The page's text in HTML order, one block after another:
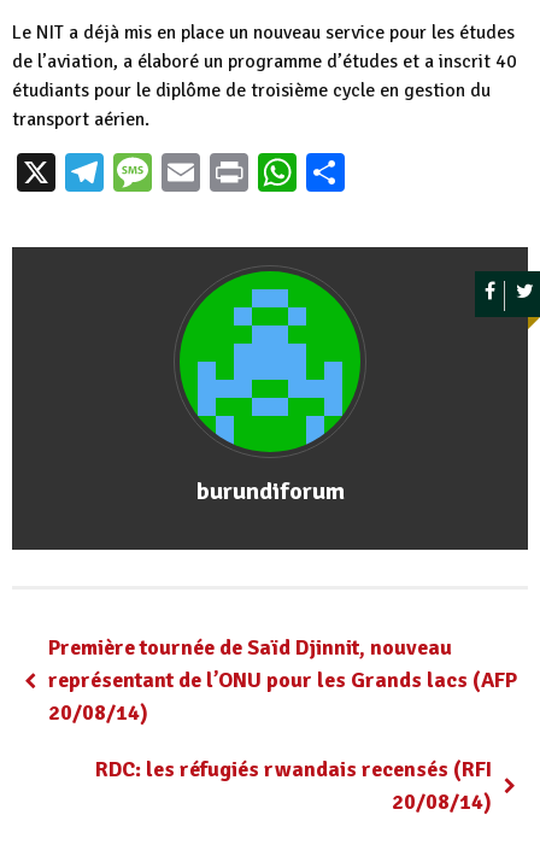
Le NIT a déjà mis en place un nouveau service pour les études
de l’aviation, a élaboré un programme d’études et a inscrit 40
étudiants pour le diplôme de troisième cycle en gestion du
transport aérien.
X Telegram
Message
EmailPrintWhatsApp
burundiforum
Première tournée de Saïd Djinnit, nouveau
représentant de l’ONU pour les Grands lacs (AFP
20/08/14)
RDC: les réfugiés rwandais recensés (RFI
20/08/14)